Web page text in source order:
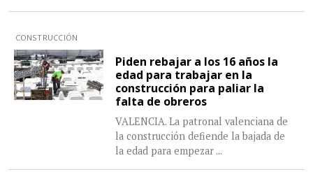
CONSTRUCCIÓN
Piden rebajar a los 16 años la
edad para trabajar en la
construcción para paliar la
falta de obreros
VALENCIA. La patronal valenciana de
la construcción defiende la bajada de
la edad para empezar ...